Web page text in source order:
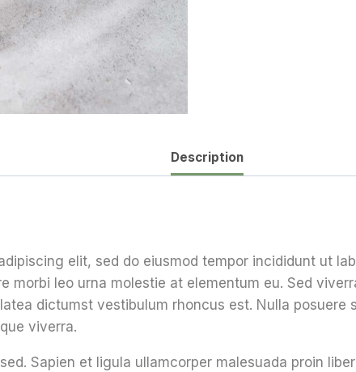
Description
elit, sed do eiusmod tempor incididunt ut
morbi leo urna molestie at elementum eu. Sed
dictumst vestibulum rhoncus est. Nulla posuere
viverra.
Sapien et ligula ullamcorper malesuada proin